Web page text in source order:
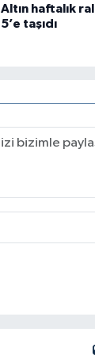
Altın haftalık
5’e taşıdı